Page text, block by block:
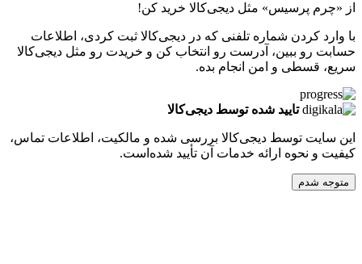
پرسیس» مثل دیجی‌کالا خرید کن!
شماره تلفنی که در دیجی‌کالا ثبت کردی، اطلاعات
ببین، آدرست رو انتخاب کن و خریدت رو مثل دیجی‌کالا
و امن انجام بده.
تایید شده توسط دیجی‌کالا
توسط دیجی‌کالا بررسی شده و مالکیت، اطلاعات تماس،
ارائه خدمات آن تأیید شده‌است.